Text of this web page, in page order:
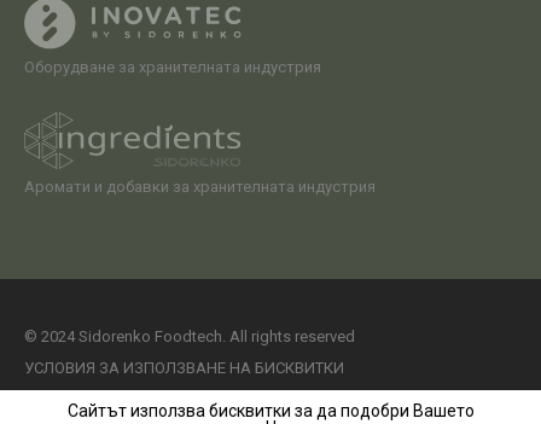
Оборудване за хранителната индустрия
Аромати и добавки за хранителната индустрия
© 2024 Sidorenko Foodtech. All rights reserved
УСЛОВИЯ ЗА ИЗПОЛЗВАНЕ НА БИСКВИТКИ
Политика за поверителност
Сайтът използва бисквитки за да подобри Вашето